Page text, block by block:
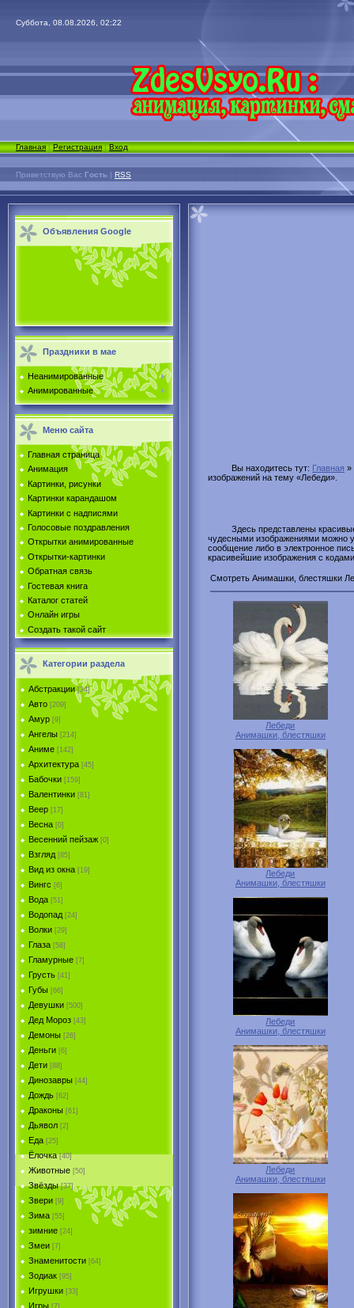
Суббота, 08.08.2026, 02:22
Главная|Регистрация|Вход
Приветствую Вас Гость | RSS
Объявления Google
Праздники в мае
Неанимированные
Анимированные
Меню сайта
Главная страница
Анимация
Картинки, рисунки
Картинки карандашом
Картинки с надписями
Голосовые поздравления
Открытки анимированные
Открытки-картинки
Обратная связь
Гостевая книга
Каталог статей
Онлайн игры
Создать такой сайт
Категории раздела
Абстракции [34]
Авто [209]
Амур [9]
Ангелы [214]
Аниме [142]
Архитектура [45]
Бабочки [159]
Валентинки [81]
Веер [17]
Весна [0]
Весенний пейзаж [0]
Взгляд [85]
Вид из окна [19]
Вингс [6]
Вода [51]
Водопад [24]
Волки [29]
Глаза [58]
Гламурные [7]
Грусть [41]
Губы [66]
Девушки [500]
Дед Мороз [43]
Демоны [26]
Деньги [6]
Дети [88]
Динозавры [44]
Дождь [62]
Драконы [61]
Дьявол [2]
Еда [25]
Ёлочка [40]
Животные [50]
Звёзды [37]
Звери [9]
Зима [55]
зимние [24]
Змеи [7]
Знаменитости [64]
Зодиак [95]
Игрушки [33]
Игры [7]
Вы находитесь тут: Главная »
изображений на тему «Лебеди».
Здесь представлены
чудесными изображениями можно
сообщение либо в электронное
красивейшие изображения с
Смотреть Анимашки, блестяшки
Лебеди
Анимашки, блестяшки
Лебеди
Анимашки, блестяшки
Лебеди
Анимашки, блестяшки
Лебеди
Анимашки, блестяшки